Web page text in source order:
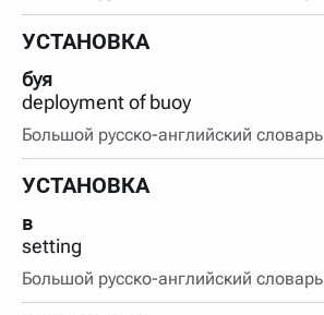
УСТАНОВКА
буя
deployment of buoy
Большой русско-английский словарь
УСТАНОВКА
в
setting
Большой русско-английский словарь